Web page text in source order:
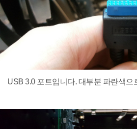
USB 3.0 포트입니다. 대부분 파란색으